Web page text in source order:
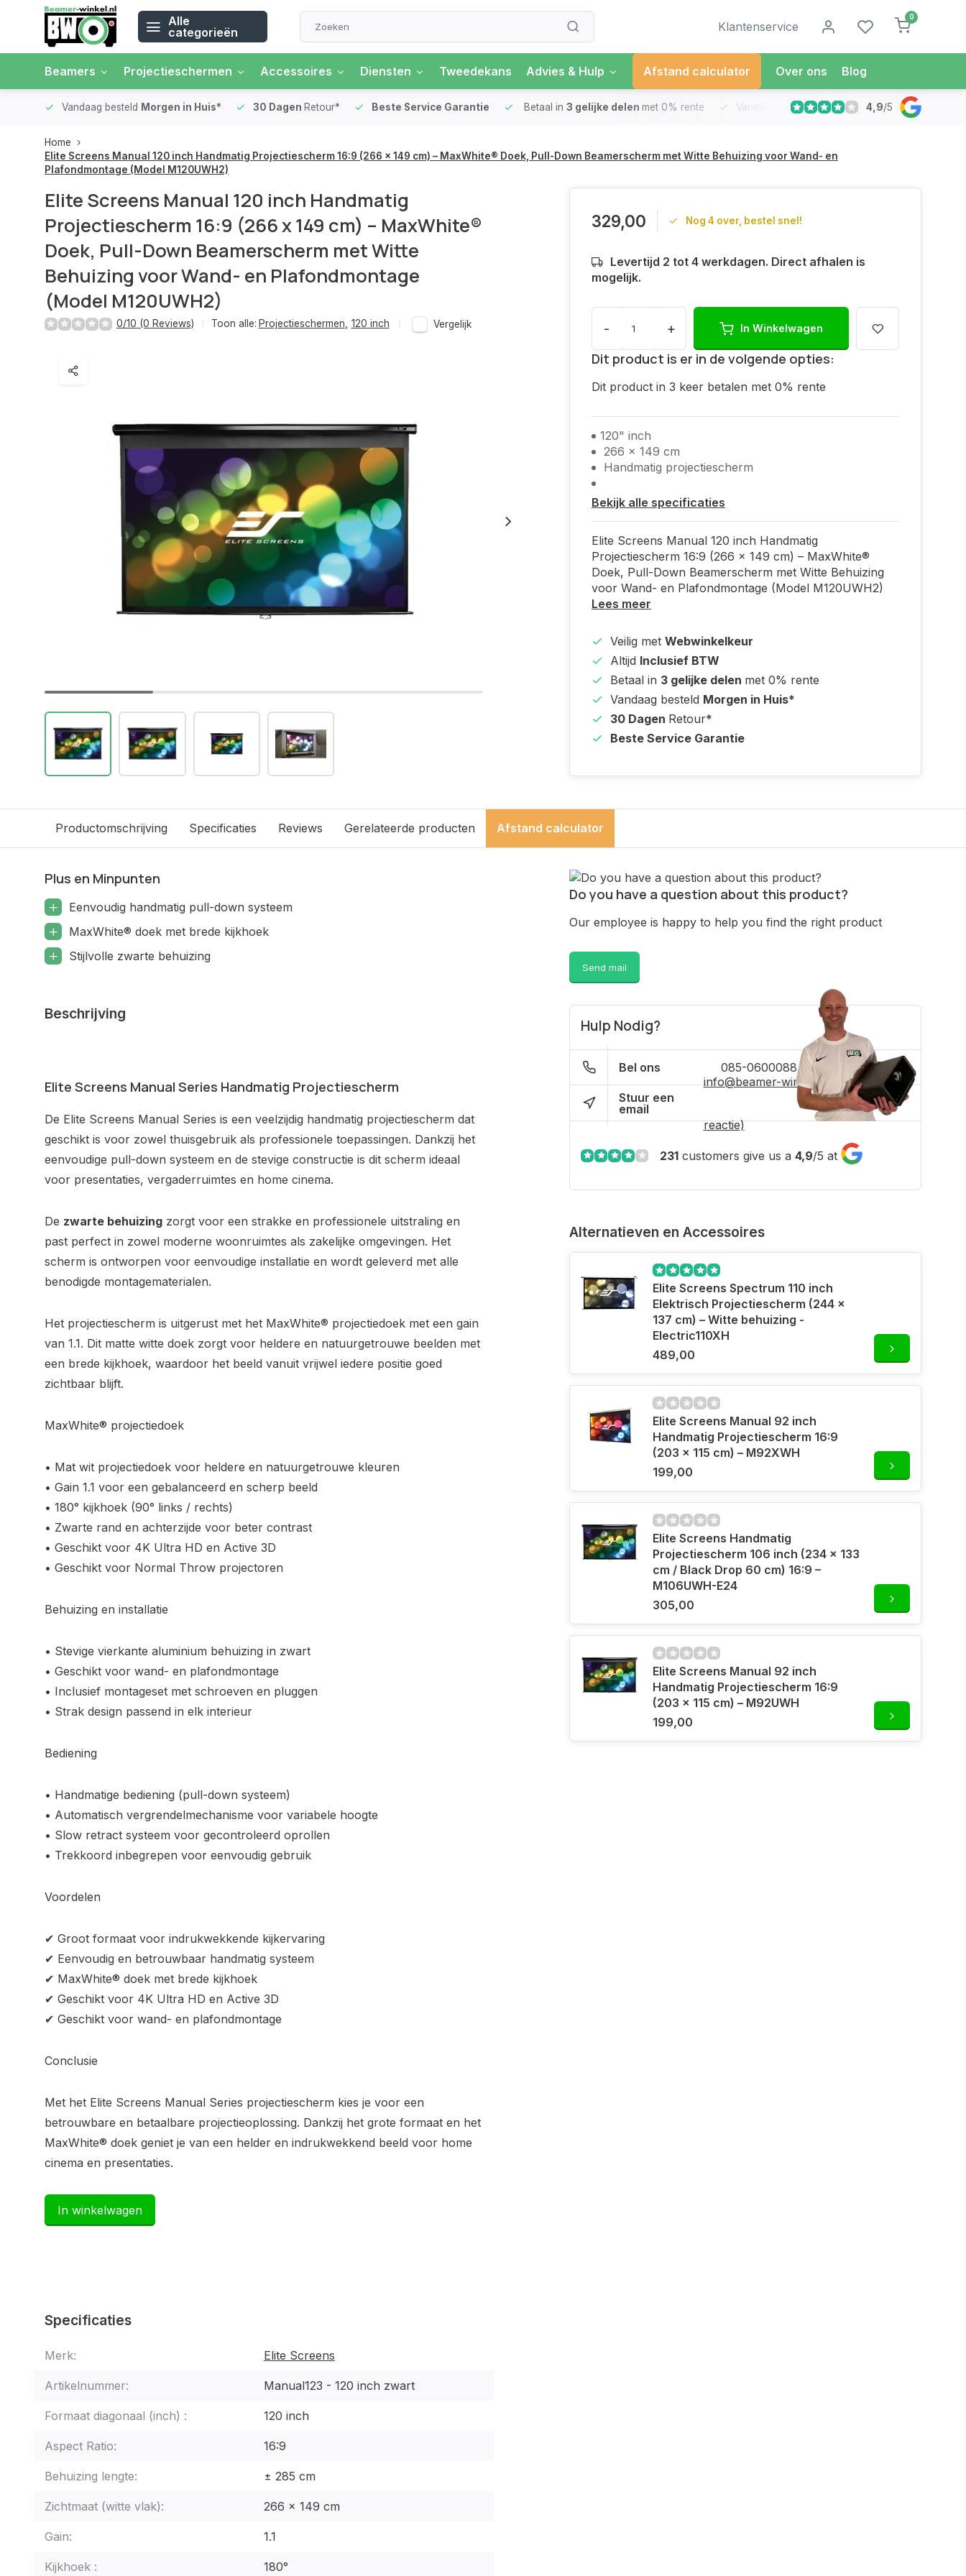
Alle
categorieën
Klantenservice
0
Beamers Projectieschermen Accessoires Diensten Tweedekans Advies & Hulp Afstand calculator Over ons Blog
Vandaag besteld Morgen in Huis* 30 Dagen Retour* Beste Service Garantie Betaal in 3 gelijke delen met 0% rente Vandaag besteldMorgen in Huis*
4,9/5
Home
Elite Screens Manual 120 inch Handmatig Projectiescherm 16:9 (266 x 149 cm) – MaxWhite® Doek, Pull-Down Beamerscherm met Witte Behuizing voor Wand- en
Plafondmontage (Model M120UWH2)
Elite Screens Manual 120 inch Handmatig
Projectiescherm 16:9 (266 x 149 cm) – MaxWhite®
Doek, Pull-Down Beamerscherm met Witte
Behuizing voor Wand- en Plafondmontage
(Model M120UWH2)
0/10 (0 Reviews) Toon alle: Projectieschermen 120 inch Vergelijk
329,00 Nog 4 over, bestel snel!
Levertijd 2 tot 4 werkdagen. Direct afhalen is
mogelijk.
- + In Winkelwagen
Dit product is er in de volgende opties:
Dit product in 3 keer betalen met 0% rente
120" inch
266 x 149 cm
Handmatig projectiescherm
Bekijk alle specificaties
Elite Screens Manual 120 inch Handmatig
Projectiescherm 16:9 (266 x 149 cm) – MaxWhite®
Doek, Pull-Down Beamerscherm met Witte Behuizing
voor Wand- en Plafondmontage (Model M120UWH2)
Lees meer
Veilig met Webwinkelkeur
Altijd Inclusief BTW
Betaal in 3 gelijke delen met 0% rente
Vandaag besteld Morgen in Huis*
30 Dagen Retour*
Beste Service Garantie
Productomschrijving Specificaties Reviews Gerelateerde producten Afstand calculator
Plus en Minpunten
Eenvoudig handmatig pull-down systeem
MaxWhite® doek met brede kijkhoek
Stijlvolle zwarte behuizing
Beschrijving
Elite Screens Manual Series Handmatig Projectiescherm
De Elite Screens Manual Series is een veelzijdig handmatig projectiescherm dat
geschikt is voor zowel thuisgebruik als professionele toepassingen. Dankzij het
eenvoudige pull-down systeem en de stevige constructie is dit scherm ideaal
voor presentaties, vergaderruimtes en home cinema.
De zwarte behuizing zorgt voor een strakke en professionele uitstraling en
past perfect in zowel moderne woonruimtes als zakelijke omgevingen. Het
scherm is ontworpen voor eenvoudige installatie en wordt geleverd met alle
benodigde montagematerialen.
Het projectiescherm is uitgerust met het MaxWhite® projectiedoek met een gain
van 1.1. Dit matte witte doek zorgt voor heldere en natuurgetrouwe beelden met
een brede kijkhoek, waardoor het beeld vanuit vrijwel iedere positie goed
zichtbaar blijft.
MaxWhite® projectiedoek
• Mat wit projectiedoek voor heldere en natuurgetrouwe kleuren
• Gain 1.1 voor een gebalanceerd en scherp beeld
• 180° kijkhoek (90° links / rechts)
• Zwarte rand en achterzijde voor beter contrast
• Geschikt voor 4K Ultra HD en Active 3D
• Geschikt voor Normal Throw projectoren
Behuizing en installatie
• Stevige vierkante aluminium behuizing in zwart
• Geschikt voor wand- en plafondmontage
• Inclusief montageset met schroeven en pluggen
• Strak design passend in elk interieur
Bediening
• Handmatige bediening (pull-down systeem)
• Automatisch vergrendelmechanisme voor variabele hoogte
• Slow retract systeem voor gecontroleerd oprollen
• Trekkoord inbegrepen voor eenvoudig gebruik
Voordelen
✔ Groot formaat voor indrukwekkende kijkervaring
✔ Eenvoudig en betrouwbaar handmatig systeem
✔ MaxWhite® doek met brede kijkhoek
✔ Geschikt voor 4K Ultra HD en Active 3D
✔ Geschikt voor wand- en plafondmontage
Conclusie
Met het Elite Screens Manual Series projectiescherm kies je voor een
betrouwbare en betaalbare projectieoplossing. Dankzij het grote formaat en het
MaxWhite® doek geniet je van een helder en indrukwekkend beeld voor home
cinema en presentaties.
In winkelwagen
Specificaties
Merk: Elite Screens
Artikelnummer: Manual123 - 120 inch zwart
Formaat diagonaal (inch) : 120 inch
Aspect Ratio: 16:9
Behuizing lengte: ± 285 cm
Zichtmaat (witte vlak): 266 x 149 cm
Gain: 1.1
Kijkhoek : 180°
Do you have a question about this product?
Our employee is happy to help you find the right product
Send mail
Hulp Nodig?
Bel ons 085-0600088
Stuur een
email
info@beamer-winkel.nl (binnen 4 uur
reactie)
231 customers give us a 4,9/5 at
Alternatieven en Accessoires
Elite Screens Spectrum 110 inch
Elektrisch Projectiescherm (244 x
137 cm) – Witte behuizing -
Electric110XH
489,00
Elite Screens Manual 92 inch
Handmatig Projectiescherm 16:9
(203 x 115 cm) – M92XWH
199,00
Elite Screens Handmatig
Projectiescherm 106 inch (234 x 133
cm / Black Drop 60 cm) 16:9 –
M106UWH-E24
305,00
Elite Screens Manual 92 inch
Handmatig Projectiescherm 16:9
(203 x 115 cm) – M92UWH
199,00